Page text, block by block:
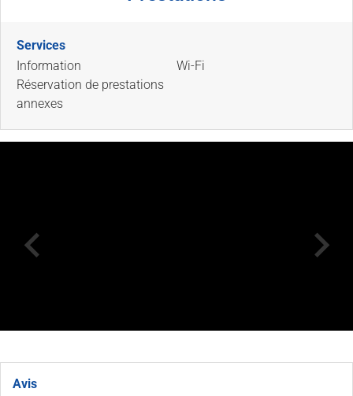
Services
Information
Réservation de prestations
annexes
Wi-Fi
Avis